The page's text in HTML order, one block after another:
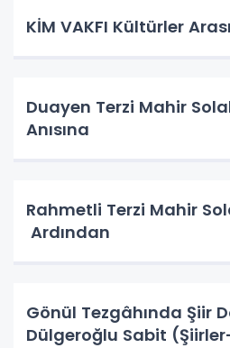
KİM VAKFI
Duayen Terzi Mahir
Anısına
Rahmetli Terzi Mahir
Ardından
Gönül Tezgâhında Şiir
Dülgeroğlu Sabit